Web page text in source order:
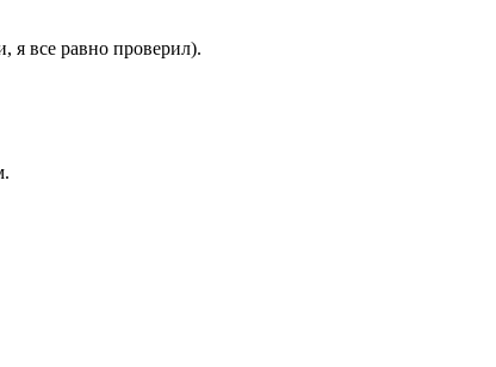
я все равно проверил).